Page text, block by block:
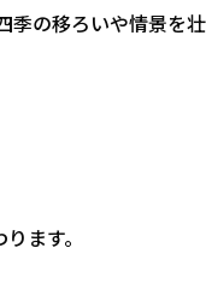
季の移ろいや情景を
ます。